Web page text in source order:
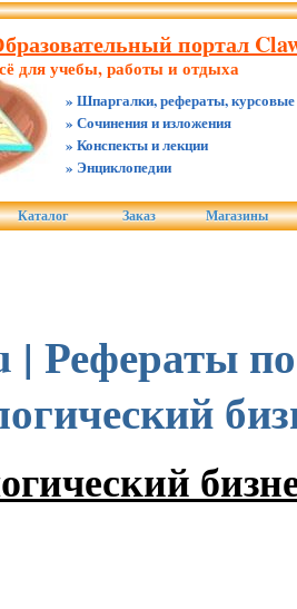
портал
для учебы, работы и отдыха
» Шпаргалки, рефераты, курсовые
» Сочинения и изложения
» Конспекты и лекции
» Энциклопедии
Каталог Заказ Магазины
| Рефераты